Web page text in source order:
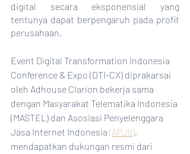
digital secara eksponensial yang
tentunya dapat berpengaruh pada profit
perusahaan.
Event Digital Transformation Indonesia
Conference & Expo (DTI-CX) diprakarsai
oleh Adhouse Clarion bekerja sama
dengan Masyarakat Telematika Indonesia
(MASTEL) dan Asosiasi Penyelenggara
Jasa Internet Indonesia (APJII),
mendapatkan dukungan resmi dari